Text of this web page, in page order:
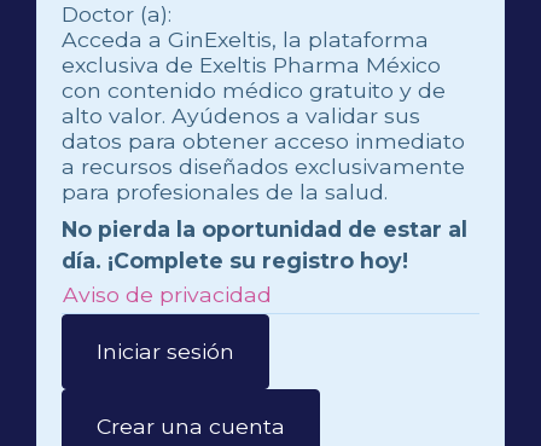
Doctor (a):
Acceda a GinExeltis, la plataforma
exclusiva de Exeltis Pharma México
con contenido médico gratuito y de
alto valor. Ayúdenos a validar sus
datos para obtener acceso inmediato
a recursos diseñados exclusivamente
para profesionales de la salud.
No pierda la oportunidad de estar al
día. ¡Complete su registro hoy!
Aviso de privacidad
Iniciar sesión
Crear una cuenta